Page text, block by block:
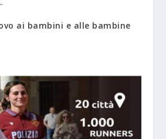
ai bambini e alle bambine